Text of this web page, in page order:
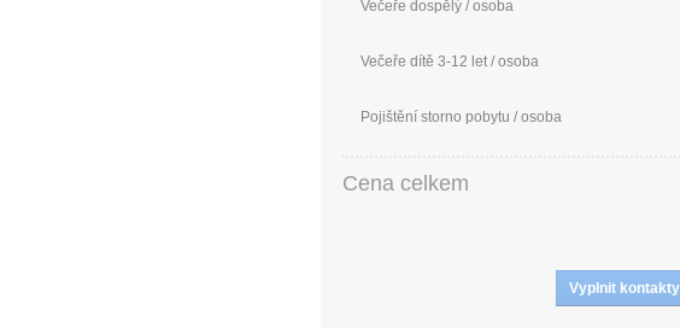
Večeře dospělý / osoba
Večeře dítě 3-12 let / osoba
Pojištění storno pobytu / osoba
Cena celkem